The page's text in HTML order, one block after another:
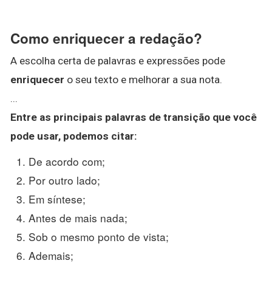
Como enriquecer a redação?
A escolha certa de palavras e expressões pode
enriquecer o seu texto e melhorar a sua nota.
...
Entre as principais palavras de transição que você
pode usar, podemos citar:
De acordo com;
Por outro lado;
Em síntese;
Antes de mais nada;
Sob o mesmo ponto de vista;
Ademais;